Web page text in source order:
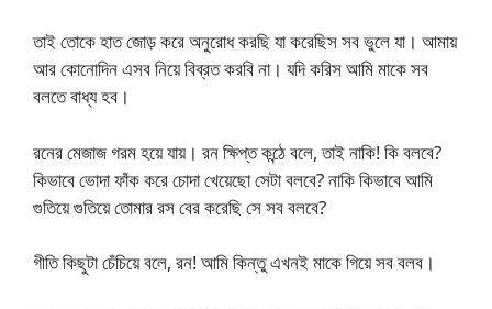
তাই তোকে হাত জোড় করে অনুরোধ করছি যা করেছিস সব ভুলে যা। আমায়
আর কোনোদিন এসব নিয়ে বিব্রত করবি না। যদি করিস আমি মাকে সব
বলতে বাধ্য হব।
রনের মেজাজ গরম হয়ে যায়। রন ক্ষিপ্ত কন্ঠে বলে, তাই নাকি! কি বলবে?
কিভাবে ভোদা ফাঁক করে চোদা খেয়েছো সেটা বলবে? নাকি কিভাবে আমি
গুতিয়ে গুতিয়ে তোমার রস বের করেছি সে সব বলবে?
গীতি কিছুটা চেঁচিয়ে বলে, রন! আমি কিন্তু এখনই মাকে গিয়ে সব বলব।